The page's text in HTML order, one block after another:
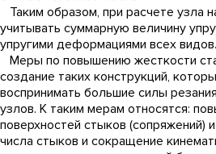
Таким образом, при расчете узла
учитывать суммарную величину
упругими деформациями всех видов.
Меры по повышению жесткости
создание таких конструкций,
воспринимать большие силы
узлов. К таким мерам относятся:
поверхностей стыков (сопряжений)
числа стыков и сокращение